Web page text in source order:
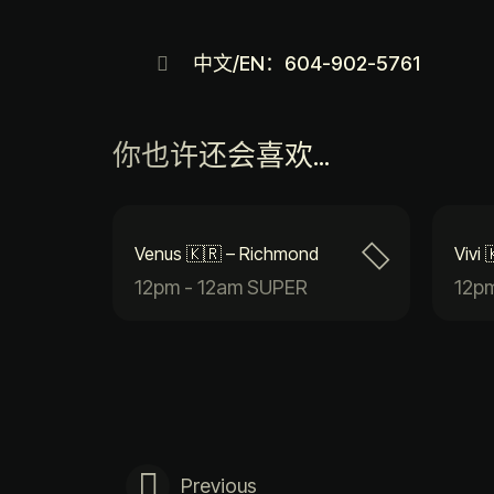
中文/EN：604-902-5761
你也许还会喜欢...
Venus 🇰🇷 – Richmond
12pm - 12am SUPER
Vivi
Previous